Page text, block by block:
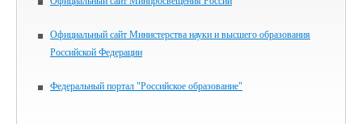
Официальный сайт Министерства науки и высшего образования
Российской Федерации
Федеральный портал "Российское образование"